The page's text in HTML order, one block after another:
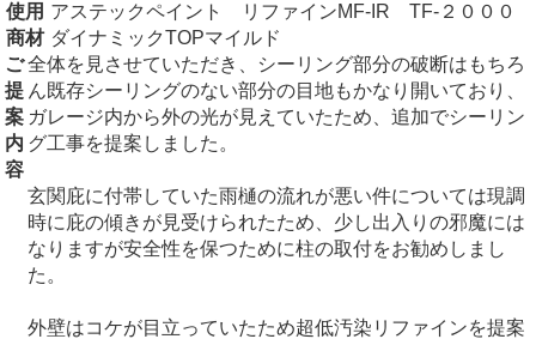
使用
商材
アステックペイント リファインMF-IR TF-２０００
ダイナミックTOPマイルド
ご
提
案
内
容
全体を見させていただき、シーリング部分の破断はもちろ
ん既存シーリングのない部分の目地もかなり開いており、
ガレージ内から外の光が見えていたため、追加でシーリン
グ工事を提案しました。
玄関庇に付帯していた雨樋の流れが悪い件については現調
時に庇の傾きが見受けられたため、少し出入りの邪魔には
なりますが安全性を保つために柱の取付をお勧めしまし
た。
外壁はコケが目立っていたため超低汚染リファインを提案